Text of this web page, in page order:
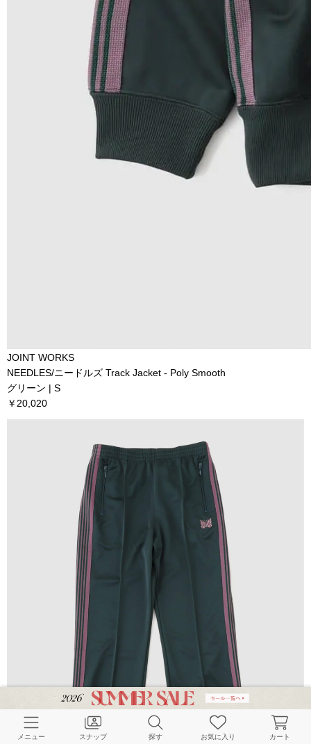
JOINT WORKS
NEEDLES/ニードルズ Track Jacket - Poly Smooth
グリーン | S
￥20,020
メニュー スナップ 探す お気に入り カート